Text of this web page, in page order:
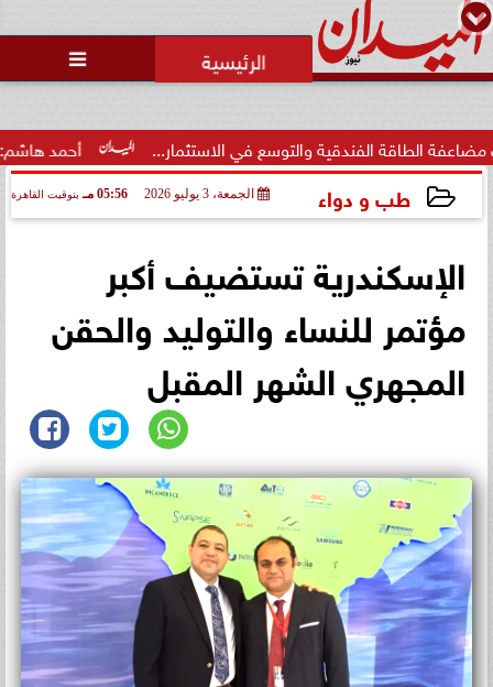

أحمد هاشم: الإعلام الفندقية والتوسع في الاستثمار...
طب و دواء الجمعة، 3 يوليو 2026 05:56 مـ بتوقيت القاهرة
الإسكندرية تستضيف أكبر
مؤتمر للنساء والتوليد والحقن
المجهري الشهر المقبل